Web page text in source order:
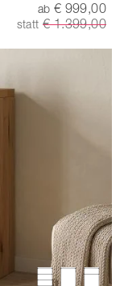
ab € 999,00
statt € 1.399,00